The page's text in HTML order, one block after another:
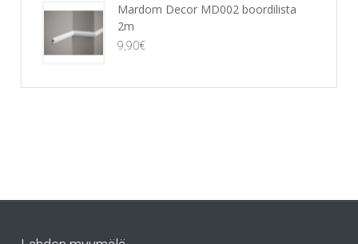
Mardom Decor MD002 boordilista
2m
9,90€